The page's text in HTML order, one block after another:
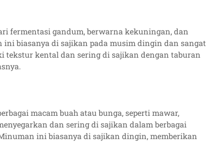
fermentasi gandum, berwarna kekuningan, dan
biasanya di sajikan pada musim dingin dan sangat
tekstur kental dan sering di sajikan dengan taburan
macam buah atau bunga, seperti mawar,
dan sering di sajikan dalam berbagai
ini biasanya di sajikan dingin, memberikan